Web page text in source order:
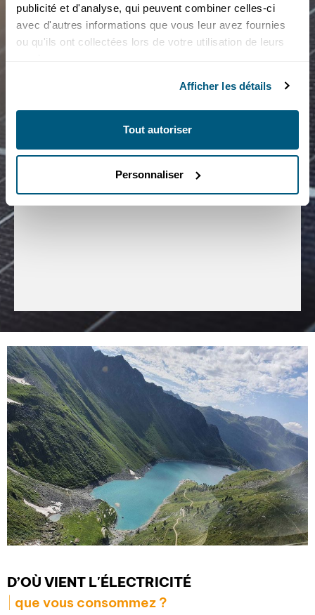
publicité et d'analyse, qui peuvent combiner celles-ci
avec d'autres informations que vous leur avez fournies
ou qu'ils ont collectées lors de votre utilisation de leurs
Afficher les détails
Tout autoriser
Personnaliser
comprend une participation aux frais d’utilisation des
leur entretien.
tarifs d'acheminement
Variables selon les communes, ces frais sont prélevés
pour soutenir notamment des actions pour une
meilleure utilisation de l’énergie, ainsi que le
développement des énergies renouvelables. En plus
des taxes communales, les redevances et prestations
fournies par le canton et la Confédération aux
collectivités sont mentionnées séparément sur vos
factures d’électricité.
À noter que SEIC n’est pas en mesure d’influencer cette
composante du prix. Elle est tenue de prélever ces
montants et de les transmettre aux organismes
concernés.
D’OÙ VIENT L'ÉLECTRICITÉ
que vous consommez ?